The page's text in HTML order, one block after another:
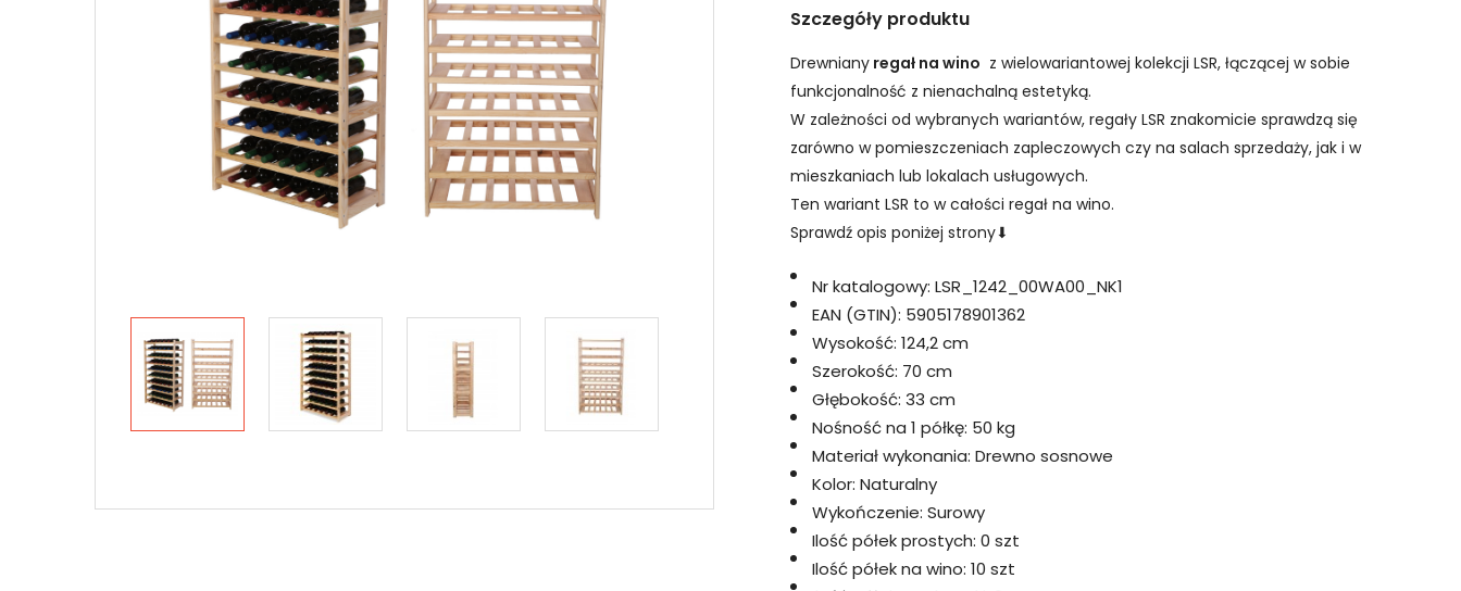
Szczegóły produktu
Drewniany regał na wino z wielowariantowej kolekcji LSR, łączącej w sobie
funkcjonalność z nienachalną estetyką.
W zależności od wybranych wariantów, regały LSR znakomicie sprawdzą się
zarówno w pomieszczeniach zapleczowych czy na salach sprzedaży, jak i w
mieszkaniach lub lokalach usługowych.
Ten wariant LSR to w całości regał na wino.
Sprawdź opis poniżej strony⬇
Nr katalogowy: LSR_1242_00WA00_NK1
EAN (GTIN): 5905178901362
Wysokość: 124,2 cm
Szerokość: 70 cm
Głębokość: 33 cm
Nośność na 1 półkę: 50 kg
Materiał wykonania: Drewno sosnowe
Kolor: Naturalny
Wykończenie: Surowy
Ilość półek prostych: 0 szt
Ilość półek na wino: 10 szt